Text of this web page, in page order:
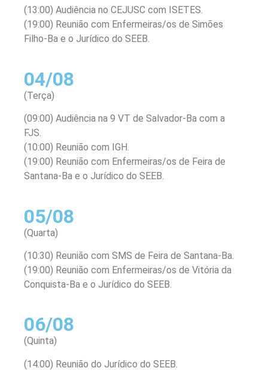
(13:00) Audiência no CEJUSC com ISETES.
(19:00) Reunião com Enfermeiras/os de Simões
Filho-Ba e o Jurídico do SEEB.
04/08
(Terça)
(09:00) Audiência na 9 VT de Salvador-Ba com a
FJS.
(10:00) Reunião com IGH.
(19:00) Reunião com Enfermeiras/os de Feira de
Santana-Ba e o Jurídico do SEEB.
05/08
(Quarta)
(10:30) Reunião com SMS de Feira de Santana-Ba.
(19:00) Reunião com Enfermeiras/os de Vitória da
Conquista-Ba e o Jurídico do SEEB.
06/08
(Quinta)
(14:00) Reunião do Jurídico do SEEB.